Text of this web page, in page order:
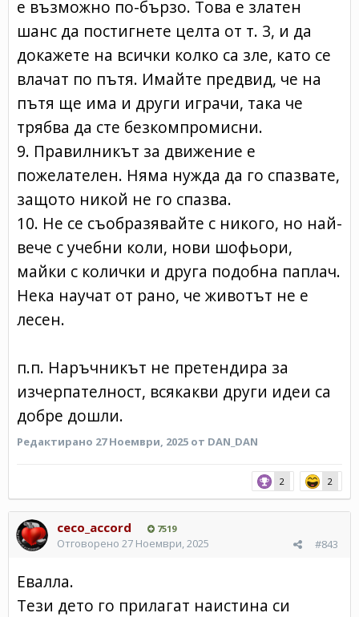
е възможно по-бързо. Това е златен
шанс да постигнете целта от т. 3, и да
докажете на всички колко са зле, като се
влачат по пътя. Имайте предвид, че на
пътя ще има и други играчи, така че
трябва да сте безкомпромисни.
9. Правилникът за движение е
пожелателен. Няма нужда да го спазвате,
защото никой не го спазва.
10. Не се съобразявайте с никого, но най-
вече с учебни коли, нови шофьори,
майки с колички и друга подобна паплач.
Нека научат от рано, че животът не е
лесен.
п.п. Наръчникът не претендира за
изчерпателност, всякакви други идеи са
добре дошли.
Редактирано 27 Ноември, 2025 от DAN_DAN
2 2
ceco_accord 7519
#843
Отговорено 27 Ноември, 2025
Евалла.
Тези дето го прилагат наистина си